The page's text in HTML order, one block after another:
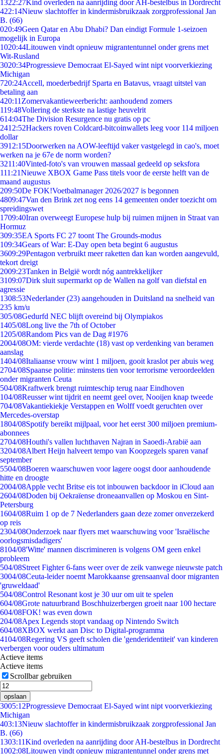
1322:27Kind overleden na aanrijding door AH-bestelbus in Dordrecht
422:14Nieuw slachtoffer in kindermisbruikzaak zorgprofessional Jan
B. (66)
020:49Geen Qatar en Abu Dhabi? Dan eindigt Formule 1-seizoen
mogelijk in Europa
1020:44Litouwen vindt opnieuw migrantentunnel onder grens met
Wit-Rusland
3020:34Progressieve Democraat El-Sayed wint nipt voorverkiezing
Michigan
720:24Accell, moederbedrijf Sparta en Batavus, vraagt uitstel van
betaling aan
420:11 Zomervakantieweerbericht: aanhoudend zomers
119:48Vollering de sterkste na lastige heuvelrit
614:04The Division Resurgence nu gratis op pc
2412:52Hackers roven Coldcard-bitcoinwallets leeg voor 114 miljoen
dollar
3912:15Doorwerken na AOW-leeftijd vaker vastgelegd in cao's, moet
werken na je 67e de norm worden?
3211:40Vinted-foto's van vrouwen massaal gedeeld op seksfora
111:21Nieuwe XBOX Game Pass titels voor de eerste helft van de
maand augustus
209:50De FOK!Voetbalmanager 2026/2027 is begonnen
4809:47Van den Brink zet nog eens 14 gemeenten onder toezicht om
spreidingswet
1709:40Iran overweegt Europese hulp bij ruimen mijnen in Straat van
Hormuz
309:35EA Sports FC 27 toont The Grounds-modus
109:34Gears of War: E-Day open beta begint 6 augustus
3609:29Pentagon verbruikt meer raketten dan kan worden aangevuld,
tekort dreigt
2009:23Tanken in België wordt nóg aantrekkelijker
3109:07Dirk sluit supermarkt op de Wallen na golf van diefstal en
agressie
1308:53Nederlander (23) aangehouden in Duitsland na snelheid van
235 km/u
305/08Gedurfd NEC blijft overeind bij Olympiakos
1405/08Long live the 7th of October
1205/08Random Pics van de Dag #1976
2004/08OM: vierde verdachte (18) vast op verdenking van beramen
aanslag
1404/08Italiaanse vrouw wint 1 miljoen, gooit kraslot per abuis weg
2704/08Spaanse politie: minstens tien voor terrorisme veroordeelden
onder migranten Ceuta
504/08Kraftwerk brengt ruimteschip terug naar Eindhoven
104/08Reusser wint tijdrit en neemt geel over, Nooijen knap tweede
704/08Vakantiekiekje Verstappen en Wolff voedt geruchten over
Mercedes-overstap
1804/08Spotify bereikt mijlpaal, voor het eerst 300 miljoen premium-
abonnees
2704/08Houthi's vallen luchthaven Najran in Saoedi-Arabië aan
3204/08Albert Heijn halveert tempo van Koopzegels sparen vanaf
september
5504/08Boeren waarschuwen voor lagere oogst door aanhoudende
hitte en droogte
2004/08Apple vecht Britse eis tot inbouwen backdoor in iCloud aan
2604/08Doden bij Oekraïense droneaanvallen op Moskou en Sint-
Petersburg
1604/08Ruim 1 op de 7 Nederlanders gaan deze zomer onverzekerd
op reis
2304/08Onderzoek naar flyers met waarschuwing voor 'Israëlische
oorlogsmisdadigers'
8104/08'Witte' mannen discrimineren is volgens OM geen enkel
probleem
504/08Street Fighter 6-fans weer over de zeik vanwege nieuwste patch
3004/08Ceuta-leider noemt Marokkaanse grensaanval door migranten
'gruweldaad'
504/08Control Resonant kost je 30 uur om uit te spelen
604/08Grote natuurbrand Boschhuizerbergen groeit naar 100 hectare
604/08FOK! was even down
204/08Apex Legends stopt vandaag op Nintendo Switch
604/08XBOX werkt aan Disc to Digital-programma
4104/08Regering VS geeft scholen die 'genderidentiteit' van kinderen
verbergen voor ouders ultimatum
Actieve items
Actieve items
Scrollbar gebruiken
opslaan
3005:12Progressieve Democraat El-Sayed wint nipt voorverkiezing
Michigan
403:13Nieuw slachtoffer in kindermisbruikzaak zorgprofessional Jan
B. (66)
1303:11Kind overleden na aanrijding door AH-bestelbus in Dordrecht
1002:08Litouwen vindt opnieuw migrantentunnel onder grens met